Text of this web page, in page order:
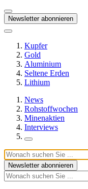
Newsletter abonnieren
Kupfer
Gold
Aluminium
Seltene Erden
Lithium
News
Rohstoffwochen
Minenaktien
Interviews
Newsletter abonnieren